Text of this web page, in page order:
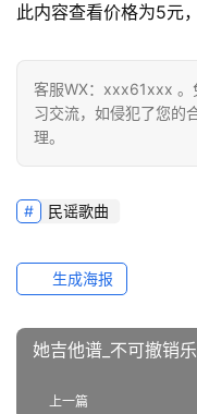
此内容查看价格为5元
客服WX：xxx61xxx 。
习交流，如侵犯了您的
理。
民谣歌曲
生成海报
她吉他谱_不可撤销
上一篇